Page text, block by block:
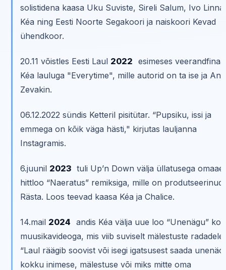
solistidena kaasa Uku Suviste, Sireli Salum, Ivo Linna
Kéa ning Eesti Noorte Segakoori ja naiskoori Kevad
ühendkoor.
20.11 võistles Eesti Laul 2022 esimeses
Kéa lauluga "Everytime", mille autorid on ta ise ja
Zevakin.
06.12.2022 sündis Ketteril pisitütar. “Pupsiku, issi ja
emmega on kõik väga hästi," kirjutas lauljanna
Instagramis.
6.juunil 2023 tuli Up’n Down välja üllatusega
hittloo “Naeratus” remiksiga, mille on produtseerinud
Rästa. Loos teevad kaasa Kéa ja Chalice.
14.mail 2024 andis Kéa välja uue loo “Unenägu”
muusikavideoga, mis viib suviselt mälestuste radadele.
“Laul räägib soovist või isegi igatsusest saada
kokku inimese, mälestuse või miks mitte oma